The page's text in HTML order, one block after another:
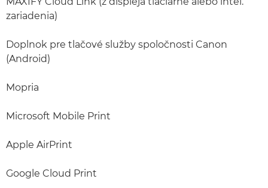
zariadenia)
Doplnok pre tlačové služby spoločnosti Canon
(Android)
Mopria
Microsoft Mobile Print
Apple AirPrint
Google Cloud Print